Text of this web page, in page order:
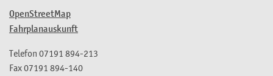
OpenStreetMap
Fahrplanauskunft
Telefon 07191 894-213
Fax07191 894-140